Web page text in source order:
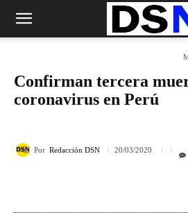
Confirman tercera
coronavirus en Perú
Por Redacción DSN 20/03/2020